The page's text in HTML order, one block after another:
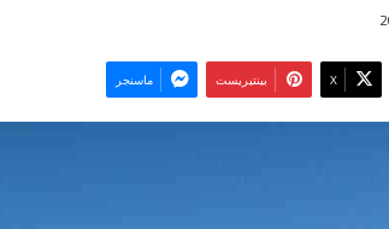
‫X بينتيريست ماسنجر